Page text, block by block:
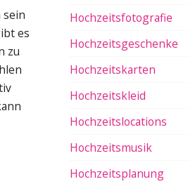
sein
es
zu
Hochzeitsfotografie
Hochzeitsgeschenke
Hochzeitskarten
Hochzeitskleid
Hochzeitslocations
Hochzeitsmusik
Hochzeitsplanung